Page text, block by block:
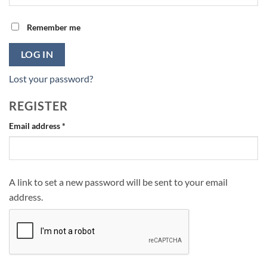
Remember me
LOG IN
Lost your password?
REGISTER
Email address*
A link to set a new password will be sent to your email
address.